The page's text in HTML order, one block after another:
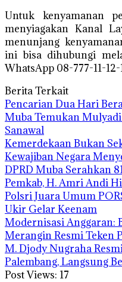
Untuk kenyamanan
menyiagakan Kanal
menunjang
ini bisa dihubungi
WhatsApp 08-777-11-12-
Berita Terkait
Pencarian Dua Hari
Muba Temukan
Sanawal
Kemerdekaan Bukan
Kewajiban Negara
DPRD Muba Serahkan
Pemkab, H. Amri Andi
Polsri Juara Umum
Ukir Gelar Keenam
Modernisasi Anggaran:
Merangin Resmi Teken
M. Djody Nugraha
Palembang, Langsung
Post Views: 17